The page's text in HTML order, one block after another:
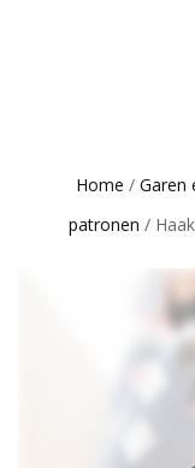
Home / Garen
patronen /